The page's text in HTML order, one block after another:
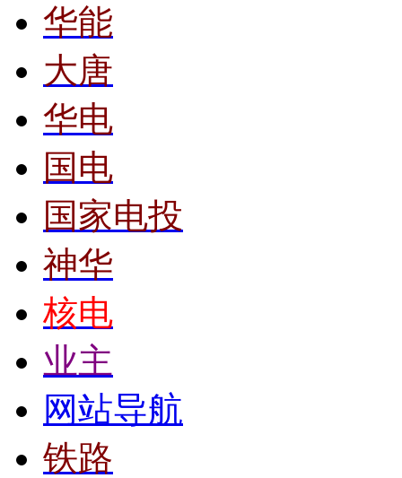
华能
大唐
华电
国电
国家电投
神华
核电
业主
网站导航
铁路